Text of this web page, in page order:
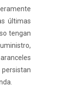
últimas
tengan